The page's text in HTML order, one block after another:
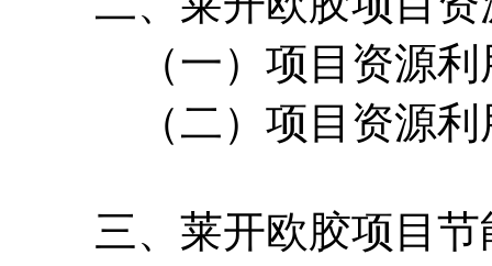
（一）项目资源利
（二）项目资源利
三、莱开欧胶项目节